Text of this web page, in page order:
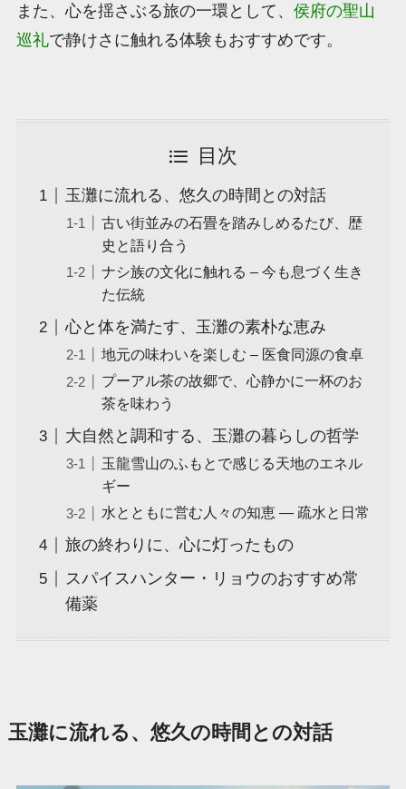
また、心を揺さぶる旅の一環として、 侯府の聖山
巡礼で静けさに触れる体験もおすすめです。
目次
玉灘に流れる、悠久の時間との対話
古い街並みの石畳を踏みしめるたび、歴
史と語り合う
ナシ族の文化に触れる – 今も息づく生き
た伝統
心と体を満たす、玉灘の素朴な恵み
地元の味わいを楽しむ – 医食同源の食卓
プーアル茶の故郷で、心静かに一杯のお
茶を味わう
大自然と調和する、玉灘の暮らしの哲学
玉龍雪山のふもとで感じる天地のエネル
ギー
水とともに営む人々の知恵 ― 疏水と日常
旅の終わりに、心に灯ったもの
スパイスハンター・リョウのおすすめ常
備薬
玉灘に流れる、悠久の時間との対話